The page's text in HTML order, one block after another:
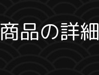
商品の詳細